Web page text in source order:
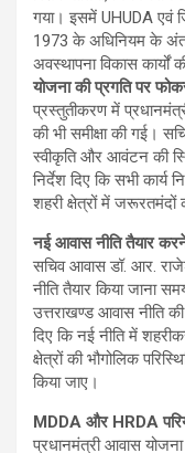
गया। इसमें UHUDA एवं
1973 के अधिनियम के
अवस्थापना विकास कार्यों
योजना की प्रगति पर
प्रस्तुतीकरण में
की भी समीक्षा की गई।
स्वीकृति और आवंटन की
निर्देश दिए कि सभी कार्य
शहरी क्षेत्रों में
नई आवास नीति तैयार
सचिव आवास डॉ. आर.
नीति तैयार किया जाना
उत्तराखण्ड आवास नीति
दिए कि नई नीति में
क्षेत्रों की भौगोलिक
किया जाए।
MDDA और HRDA
प्रधानमंत्री आवास